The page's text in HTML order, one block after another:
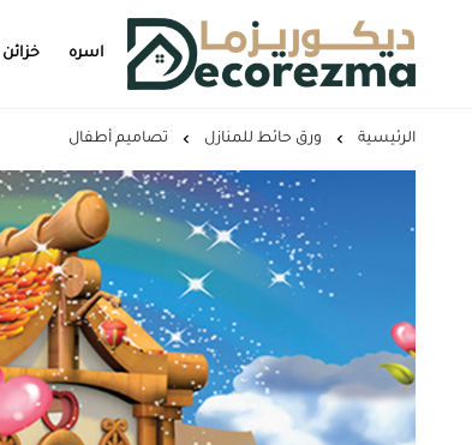
Decorezma
اسره خزائن
الرئيسية ورق حائط للمنازل تصاميم أطفال